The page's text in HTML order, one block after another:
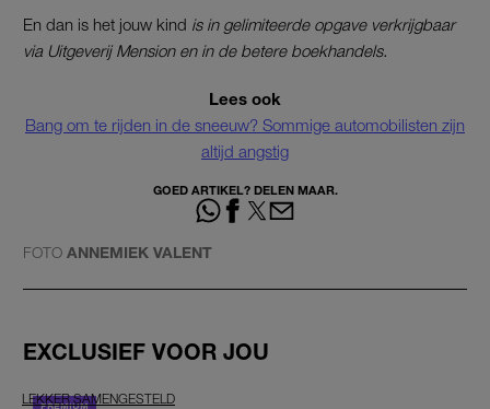
En dan is het jouw kind is in gelimiteerde opgave verkrijgbaar
via Uitgeverij Mension en in de betere boekhandels.
Lees ook
Bang om te rijden in de sneeuw? Sommige automobilisten zijn
altijd angstig
GOED ARTIKEL? DELEN MAAR.
FOTO ANNEMIEK VALENT
EXCLUSIEF VOOR JOU
LEKKER SAMENGESTELD